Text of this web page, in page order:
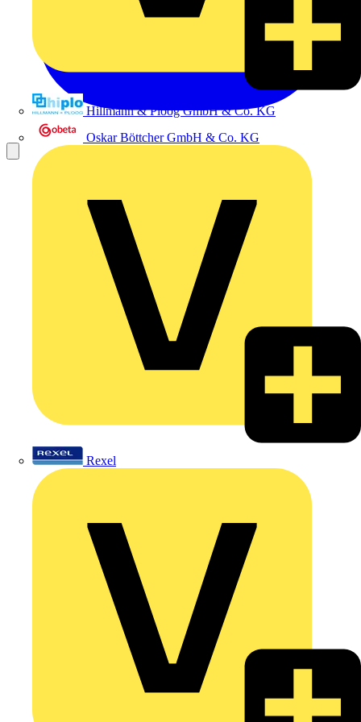
Hillmann & Ploog GmbH & Co. KG
Oskar Böttcher GmbH & Co. KG
Rexel